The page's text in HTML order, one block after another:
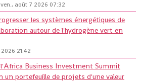
août 7 2026 07:32
les systèmes énergétiques de
autour de l'hydrogène vert en
21:42
Business Investment Summit
un portefeuille de projets d'une valeur